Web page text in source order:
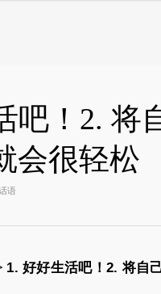
吧！2. 将
会很轻松
语
1. 好好生活吧！2. 将自